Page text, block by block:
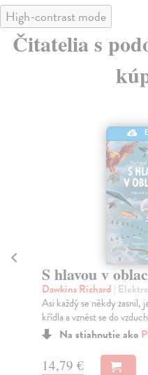
High-contrast mode
Čitatelia s
S hlavou v
Dawkins Richard |
Asi každý se někdy
křídla a vznést se do
Na stiahnutie ako
14,79 €